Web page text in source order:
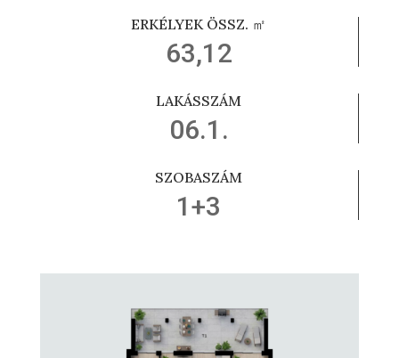
ERKÉLYEK ÖSSZ. ㎡
63,12
LAKÁSSZÁM
06.1.
SZOBASZÁM
1+3